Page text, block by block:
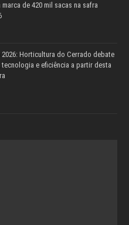
de 420 mil sacas na safra
2026: Horticultura do Cerrado debate
e eficiência a partir desta